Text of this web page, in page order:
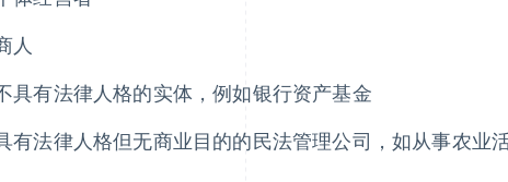
人
具有法律人格的实体，例如银行资产基金
有法律人格但无商业目的的民法管理公司，如从事农业